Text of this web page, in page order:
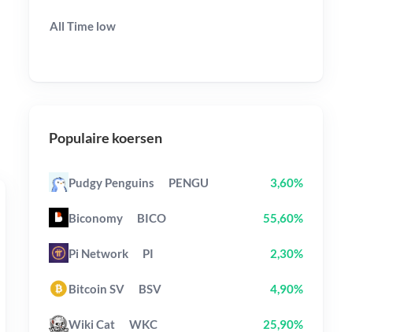
All Time low
Populaire koersen
Pudgy Penguins PENGU 3,60%
Biconomy BICO 55,60%
Pi Network PI 2,30%
Bitcoin SV BSV 4,90%
Wiki Cat WKC 25,90%